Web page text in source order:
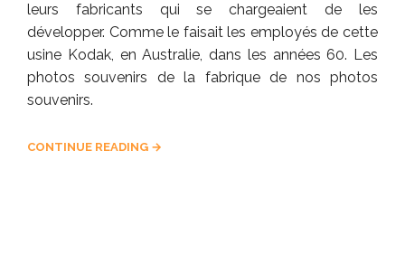
leurs fabricants qui se chargeaient de les
développer. Comme le faisait les employés de cette
usine Kodak, en Australie, dans les années 60. Les
photos souvenirs de la fabrique de nos photos
souvenirs.
CONTINUE READING →